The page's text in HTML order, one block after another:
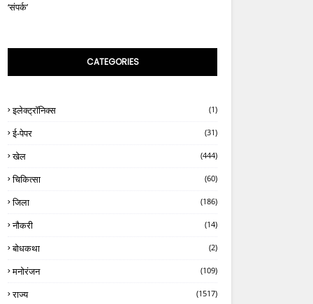
‘संपर्क’
CATEGORIES
इलेक्ट्रॉनिक्स (1)
ई-पेपर (31)
खेल (444)
चिकित्सा (60)
जिला (186)
नौकरी (14)
बोधकथा (2)
मनोरंजन (109)
राज्य (1517)